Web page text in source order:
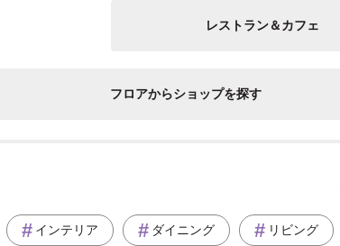
レストラン＆カフェ
フロアからショップを探す
インテリア ダイニング リビング